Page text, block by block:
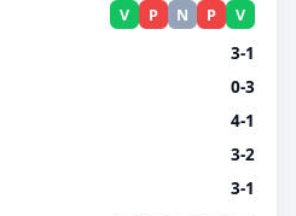
V P N P V
3-1
0-3
4-1
3-2
3-1